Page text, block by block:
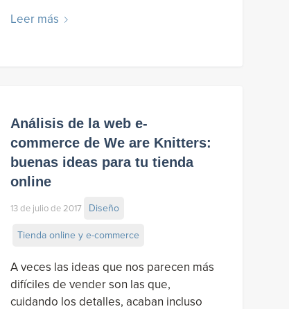
Leer más
Análisis de la web e-
commerce de We are Knitters:
buenas ideas para tu tienda
online
13 de julio de 2017 Diseño
Tienda online y e-commerce
A veces las ideas que nos parecen más
difíciles de vender son las que,
cuidando los detalles, acaban incluso